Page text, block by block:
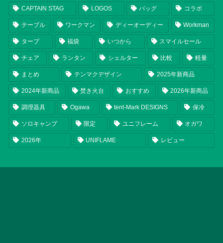
CAPTAIN STAG LOGOS バッグ コラボ
テーブル ワークマン ディーオーディー Workman
タープ 福袋 いつから スマイルセール
チェア ランタン シェルター 比較 軽量
まとめ テンマクデザイン 2025年新商品
2024年新商品 焚き火台 おすすめ 2026年新商品
調理器具 Ogawa tent-Mark DESIGNS 保冷
ソロキャンプ 限定 ユニフレーム オガワ
2026年 UNIFLAME レビュー